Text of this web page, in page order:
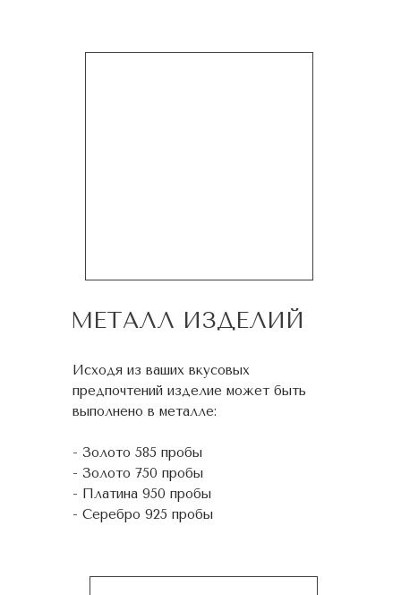
МЕТАЛЛ ИЗДЕЛИЙ
Исходя из ваших вкусовых
предпочтений изделие может быть
выполнено в металле:
- Золото 585 пробы
- Золото 750 пробы
- Платина 950 пробы
- Серебро 925 пробы